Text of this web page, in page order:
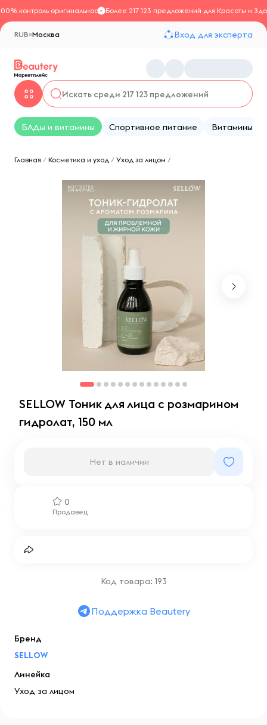
контроль оригинальностиБолее 217 123 предложений для Красоты и
Москва
RUB Вход для эксперта
БАДы и витамины Спортивное питание Витамины
Главная / Косметика и уход / Уход за лицом /
SELLOW Тоник для лица с розмарином
гидролат, 150 мл
0
Продавец
Нет в наличии
Код товара: 193
Поддержка Beautery
Бренд
SELLOW
Линейка
Уход за лицом